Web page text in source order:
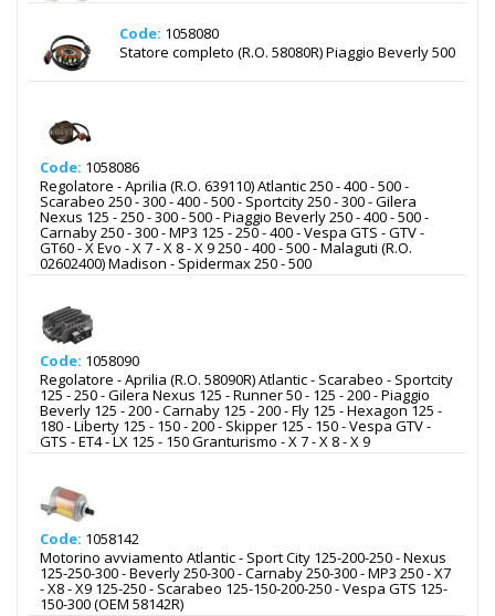
Code: 1058080
Statore completo (R.O. 58080R) Piaggio Beverly 500
Code: 1058086
Regolatore - Aprilia (R.O. 639110) Atlantic 250 - 400 - 500 -
Scarabeo 250 - 300 - 400 - 500 - Sportcity 250 - 300 - Gilera
Nexus 125 - 250 - 300 - 500 - Piaggio Beverly 250 - 400 - 500 -
Carnaby 250 - 300 - MP3 125 - 250 - 400 - Vespa GTS - GTV -
GT60 - X Evo - X 7 - X 8 - X 9 250 - 400 - 500 - Malaguti (R.O.
02602400) Madison - Spidermax 250 - 500
Code: 1058090
Regolatore - Aprilia (R.O. 58090R) Atlantic - Scarabeo - Sportcity
125 - 250 - Gilera Nexus 125 - Runner 50 - 125 - 200 - Piaggio
Beverly 125 - 200 - Carnaby 125 - 200 - Fly 125 - Hexagon 125 -
180 - Liberty 125 - 150 - 200 - Skipper 125 - 150 - Vespa GTV -
GTS - ET4 - LX 125 - 150 Granturismo - X 7 - X 8 - X 9
Code: 1058142
Motorino avviamento Atlantic - Sport City 125-200-250 - Nexus
125-250-300 - Beverly 250-300 - Carnaby 250-300 - MP3 250 - X7
- X8 - X9 125-250 - Scarabeo 125-150-200-250 - Vespa GTS 125-
150-300 (OEM 58142R)